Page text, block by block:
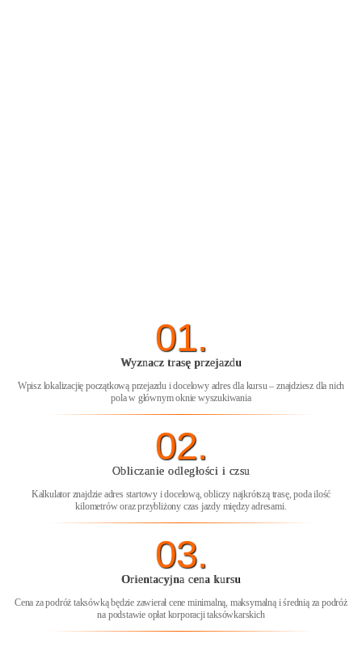
01.
Wyznacz trasę przejazdu
Wpisz lokalizacjię początkową przejazdu i docelowy adres dla kursu – znajdziesz dla nich
pola w głównym oknie wyszukiwania
02.
Obliczanie odległości i czsu
Kalkulator znajdzie adres startowy i docelową, obliczy najkrótszą trasę, poda ilość
kilometrów oraz przybliżony czas jazdy między adresami.
03.
Orientacyjna cena kursu
Cena za podróż taksówką będzie zawierał cene minimalną, maksymalną i średnią za podróż
na podstawie opłat korporacji taksówkarskich